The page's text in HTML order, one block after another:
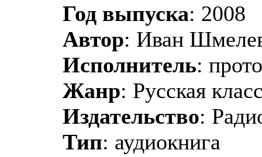
Год выпуска: 2008
Автор: Иван
Исполнитель:
Жанр: Русская
Издательство:
Тип: аудиокнига